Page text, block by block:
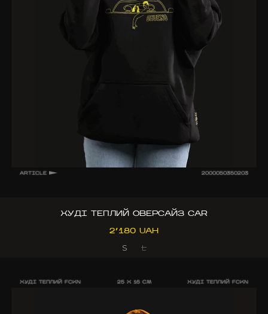
ARTICLE 2000050350203
ХУДІ ТЕПЛИЙ ОВЕРСАЙЗ CAR
2’180 UAH
S
L
ХУДІ ТЕПЛИЙ FCKN 25 X 16 CM ХУДІ ТЕПЛИЙ FCKN